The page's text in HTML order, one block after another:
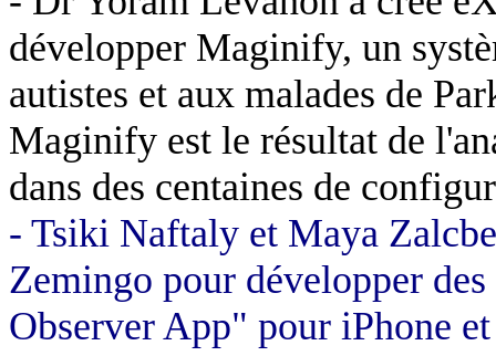
développer Maginify, un
autistes et aux malades de
Maginify est le résultat de
dans des centaines de
- Tsiki Naftaly et Maya
Zemingo pour développer
Observer App" pour iPhone